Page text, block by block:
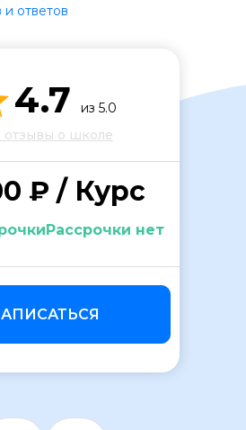
ответов
4.7
из 5.0
отзывы о школе
₽ / Курс
нет